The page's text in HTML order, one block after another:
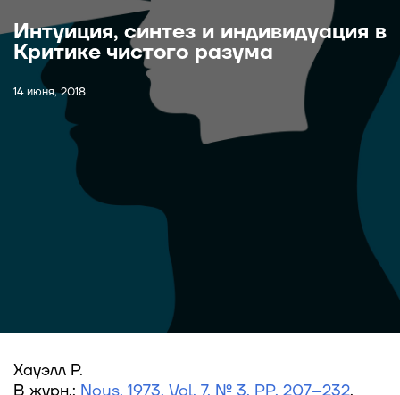
Интуиция, синтез и индивидуация в
Критике чистого разума
14 июня, 2018
Хауэлл Р.